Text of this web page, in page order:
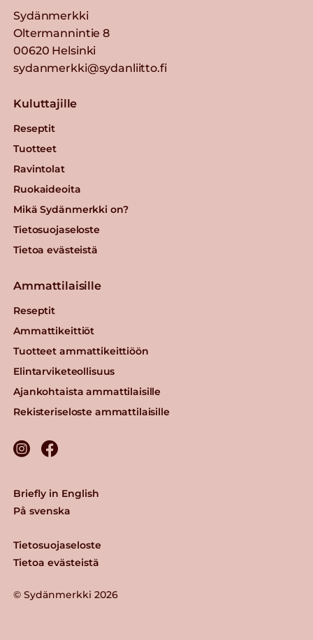
Sydänmerkki
Oltermannintie 8
00620 Helsinki
sydanmerkki@sydanliitto.fi
Kuluttajille
Reseptit
Tuotteet
Ravintolat
Ruokaideoita
Mikä Sydänmerkki on?
Tietosuojaseloste
Tietoa evästeistä
Ammattilaisille
Reseptit
Ammattikeittiöt
Tuotteet ammattikeittiöön
Elintarviketeollisuus
Ajankohtaista ammattilaisille
Rekisteriseloste ammattilaisille
© Sydänmerkki 2026
Tietosuojaseloste
Tietoa evästeistä
Briefly in English
På svenska